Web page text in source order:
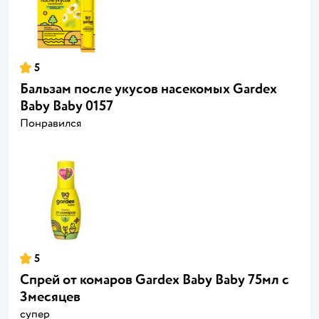
5
Бальзам после укусов насекомых Gardex
Baby Baby 0157
Понравился
5
Спрей от комаров Gardex Baby Baby 75мл с
3месяцев
супер